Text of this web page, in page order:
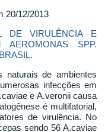
20/12/2013
DE VIRULÊNCIA E
AEROMONAS SPP.
.
naturais de ambientes
infecções em
e A.veronii causa
é multifatorial,
de virulência. No
sendo 56 A.caviae